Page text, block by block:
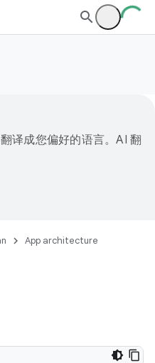
译成您偏好的语言。AI 翻
App architecture